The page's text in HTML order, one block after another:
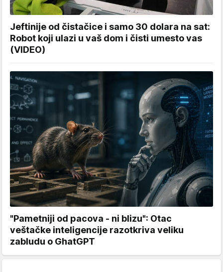
Jeftinije od čistačice i samo 30 dolara na sat:
Robot koji ulazi u vaš dom i čisti umesto vas
(VIDEO)
"Pametniji od pacova - ni blizu": Otac
veštačke inteligencije razotkriva veliku
zabludu o GhatGPT